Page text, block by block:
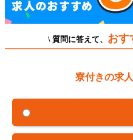
\ 質問に答えて、 おす
寮付きの求